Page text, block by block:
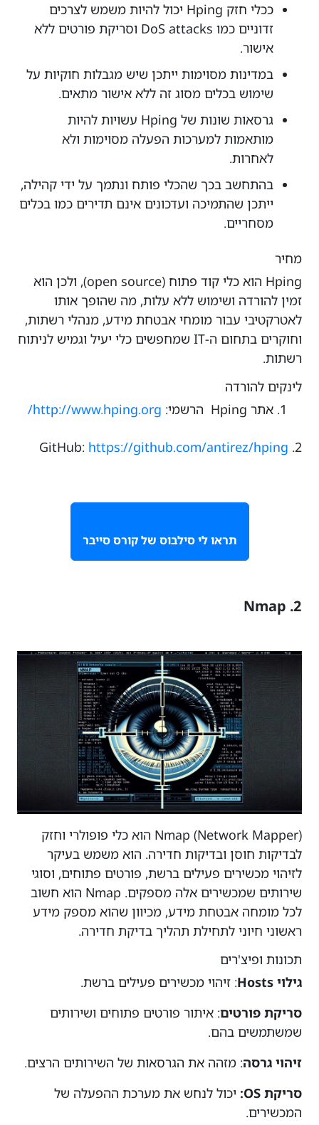
ככלי חזק Hping יכול להיות משמש לצרכים
זדוניים כמו DoS attacks וסריקת פורטים ללא
אישור.
במדינות מסוימות ייתכן שיש מגבלות חוקיות על
שימוש בכלים מסוג זה ללא אישור מתאים.
גרסאות שונות של Hping עשויות להיות
מותאמות למערכות הפעלה מסוימות ולא
לאחרות.
בהתחשב בכך שהכלי פותח ונתמך על ידי קהילה,
ייתכן שהתמיכה ועדכונים אינם תדירים כמו בכלים
מסחריים.
מחיר
Hping הוא כלי קוד פתוח (open source), ולכן הוא
זמין להורדה ושימוש ללא עלות, מה שהופך אותו
לאטרקטיבי עבור מומחי אבטחת מידע, מנהלי רשתות,
וחוקרים בתחום ה-IT שמחפשים כלי יעיל וגמיש לניתוח
רשתות.
לינקים להורדה
אתר Hping הרשמי:
2.
GitHub: https://github.com/antirez/hping
תראו לי סילבוס של קורס סייבר
2. Nmap
Nmap (Network Mapper) הוא כלי פופולרי וחזק
לבדיקות חוסן ובדיקות חדירה. הוא משמש בעיקר
לזיהוי מכשירים פעילים ברשת, פורטים פתוחים, וסוגי
שירותים שמכשירים אלה מספקים. Nmap הוא חשוב
לכל מומחה אבטחת מידע, מכיוון שהוא מספק מידע
ראשוני חיוני לתחילת תהליך בדיקת חדירה.
תכונות ופיצ'רים
גילוי Hosts
: זיהוי מכשירים פעילים ברשת.
סריקת פורטים: איתור פורטים פתוחים ושירותים
שמשתמשים בהם.
זיהוי גרסה: מזהה את הגרסאות של השירותים הרצים.
סריקת OS:
יכול לנחש את מערכת ההפעלה של
המכשירים.